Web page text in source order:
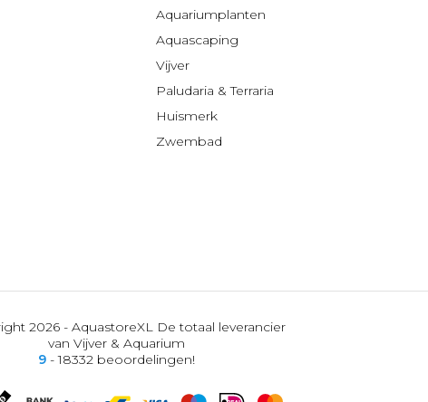
Aquariumplanten
Aquascaping
Vijver
Paludaria & Terraria
Huismerk
Zwembad
2026 - AquastoreXL De totaal leverancier
van Vijver & Aquarium
9 - 18332 beoordelingen!